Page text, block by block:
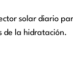
solar diario
de la hidratación.